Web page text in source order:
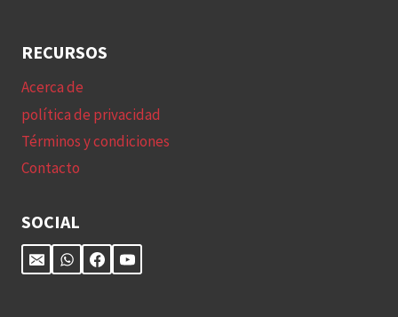
RECURSOS
Acerca de
política de privacidad
Términos y condiciones
Contacto
SOCIAL